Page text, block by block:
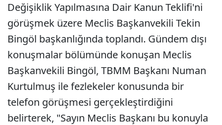
Değişiklik Yapılmasına Dair Kanun Teklifi'ni
görüşmek üzere Meclis Başkanvekili Tekin
Bingöl başkanlığında toplandı. Gündem dışı
konuşmalar bölümünde konuşan Meclis
Başkanvekili Bingöl, TBMM Başkanı Numan
Kurtulmuş ile fezlekeler konusunda bir
telefon görüşmesi gerçekleştirdiğini
belirterek, "Sayın Meclis Başkanı bu konuyla